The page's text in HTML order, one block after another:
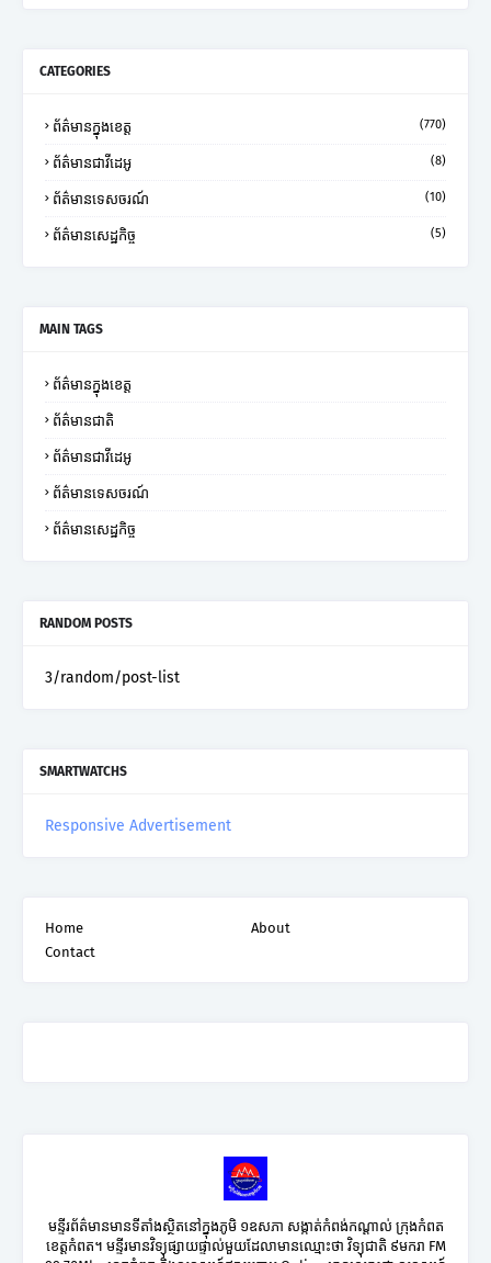
CATEGORIES
ព័ត៌មានក្នុងខេត្ត (770)
ព័ត៌មានជាវីដេអូ (8)
ព័ត៌មានទេសចរណ៍ (10)
ព័ត៌មានសេដ្ឋកិច្ច (5)
MAIN TAGS
ព័ត៌មានក្នុងខេត្ត
ព័ត៌មានជាតិ
ព័ត៌មានជាវីដេអូ
ព័ត៌មានទេសចរណ៍
ព័ត៌មានសេដ្ឋកិច្ច
RANDOM POSTS
3/random/post-list
SMARTWATCHS
Responsive Advertisement
Home
About
Contact
មន្ទីរព័ត៌មានមានទីតាំងស្ថិតនៅក្នុងភូមិ ១ឧសភា សង្កាត់កំពង់កណ្តាល់ ក្រុងកំពត
ខេត្តកំពត។ មន្ទីរមានវិទ្យុផ្សាយផ្ទាល់មួយដែលាមានឈ្មោះថា វិទ្យុជាតិ ៩មករា FM